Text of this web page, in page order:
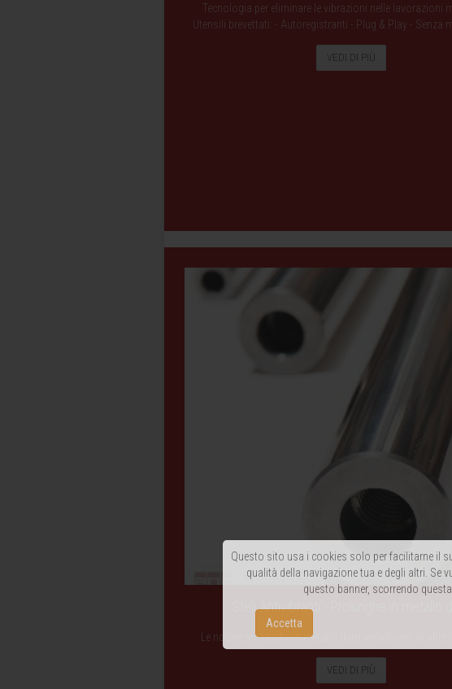
Questo sito usa i cookies solo per facilitarne il
qualità della navigazione tua e degli altri. Se
questo banner, scorrendo
Accetta
Tecnologia per eliminare le vibrazioni nelle lavorazioni
Utensili brevettati: - Autoregistranti - Plug & Play - Senza
VEDI DI PIÙ
Steli Antivibranti - Prolunghe in metallo
Le nostre prolunghe in metallo duro antivibranti di
VEDI DI PIÙ